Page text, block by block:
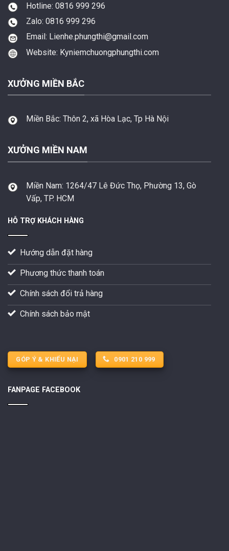
Hotline: 0816 999 296
Zalo: 0816 999 296
Email: Lienhe.phungthi@gmail.com
Website: Kyniemchuongphungthi.com
XƯỞNG MIỀN BẮC
Miền Bắc: Thôn 2, xã Hòa Lạc, Tp Hà Nội
XƯỞNG MIỀN NAM
Miền Nam: 1264/47 Lê Đức Thọ, Phường 13, Gò
Vấp, TP. HCM
HỖ TRỢ KHÁCH HÀNG
Hướng dẫn đặt hàng
Phương thức thanh toán
Chính sách đổi trả hàng
Chính sách bảo mật
GÓP Ý & KHIẾU NẠI 0901 210 999
FANPAGE FACEBOOK